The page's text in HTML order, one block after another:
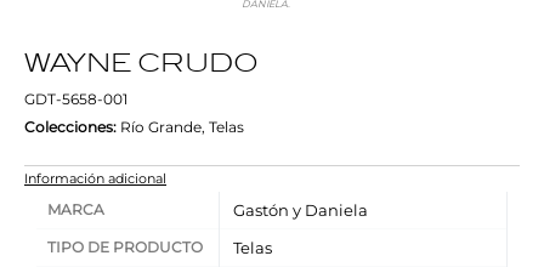
DANIELA.
WAYNE CRUDO
GDT-5658-001
Colecciones: Río Grande, Telas
Información adicional
MARCA Gastón y Daniela
TIPO DE PRODUCTO Telas